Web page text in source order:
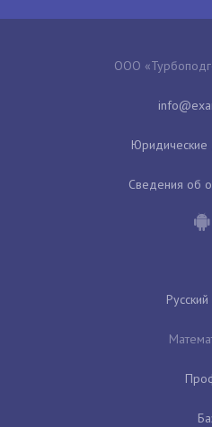
ООО
Юридические
Сведения об